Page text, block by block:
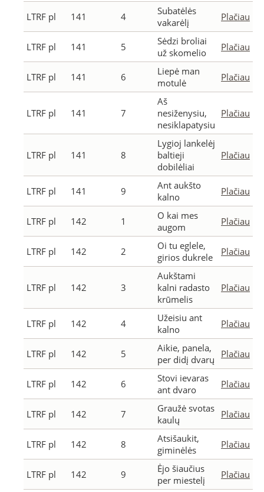
LTRF pl 141 4
Subatėlės
vakarėlį
Plačiau
LTRF pl 141 5
Sėdzi broliai
už skomelio
Plačiau
LTRF pl 141 6
Liepė man
motulė
Plačiau
LTRF pl 141 7
Aš
nesiženysiu,
nesiklapatysiu
Plačiau
LTRF pl 141 8
Lygioj lankelėj
baltieji
dobilėliai
Plačiau
LTRF pl 141 9
Ant aukšto
kalno
Plačiau
LTRF pl 142 1
O kai mes
augom
Plačiau
LTRF pl 142 2
Oi tu eglele,
girios dukrele
Plačiau
LTRF pl 142 3
Aukštami
kalni radasto
krūmelis
Plačiau
LTRF pl 142 4
Užeisiu ant
kalno
Plačiau
LTRF pl 142 5
Aikie, panela,
per didį dvarų
Plačiau
LTRF pl 142 6
Stovi ievaras
ant dvaro
Plačiau
LTRF pl 142 7
Graužė svotas
kaulų
Plačiau
LTRF pl 142 8
Atsišaukit,
giminėlės
Plačiau
LTRF pl 142 9
Ėjo šiaučius
per miestelį
Plačiau